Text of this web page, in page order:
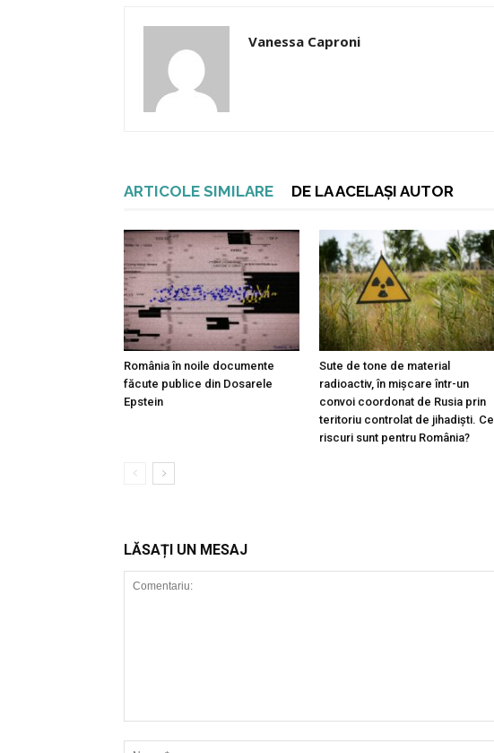
Vanessa Caproni
ARTICOLE SIMILARE DE LA ACELAȘI AUTOR
România în noile documente
făcute publice din Dosarele
Epstein
Sute de tone de material
radioactiv, în mișcare într-un
convoi coordonat de Rusia prin
teritoriu controlat de jihadiști. Ce
riscuri sunt pentru România?
LĂSAȚI UN MESAJ